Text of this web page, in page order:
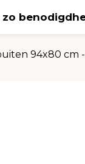
zo
94x80 cm